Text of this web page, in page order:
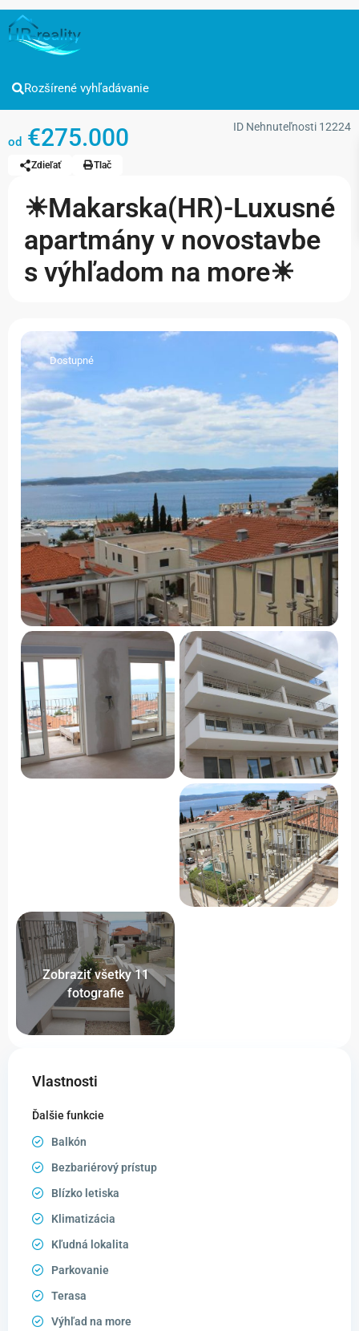
Rozšírené vyhľadávanie
ID Nehnuteľnosti 12224
od €275.000
Zdieľať Tlač
☀Makarska(HR)-Luxusné
apartmány v novostavbe
s výhľadom na more☀
Dostupné
Zobraziť všetky 11
fotografie
Vlastnosti
Ďalšie funkcie
Balkón
Bezbariérový prístup
Blízko letiska
Klimatizácia
Kľudná lokalita
Parkovanie
Terasa
Výhľad na more